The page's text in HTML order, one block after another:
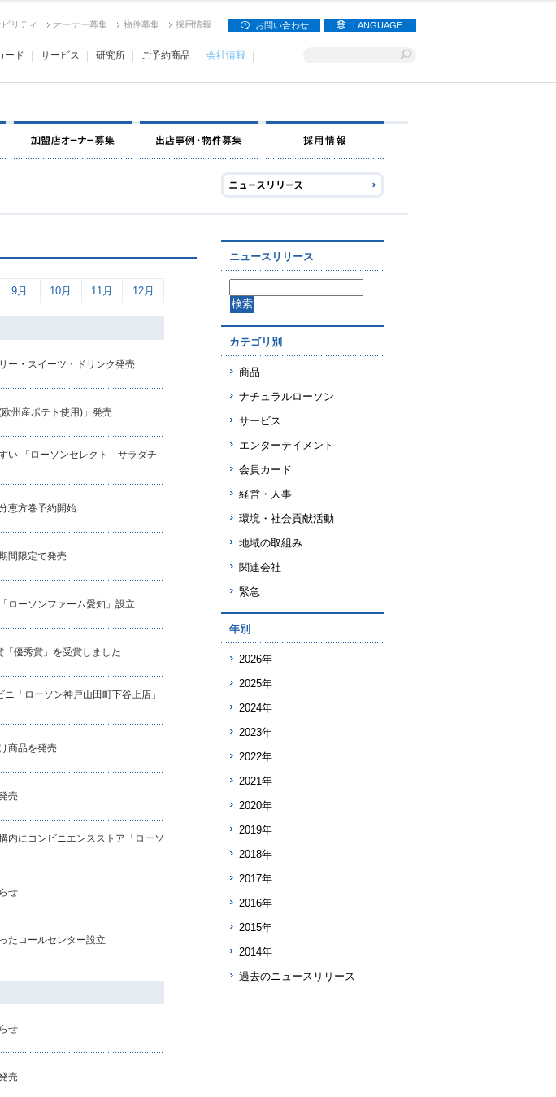
リティ オーナー募集 物件募集 採用情報 お問い合わせ LANGUAGE
ード サービス 研究所 ご予約商品 会社情報
9月 10月 11月 12月
ー・スイーツ・ドリンク発売
州産ポテト使用)」発売
い 「ローソンセレクト サラダチ
恵方巻予約開始
間限定で発売
ローソンファーム愛知」設立
優秀賞」を受賞しました
「ローソン神戸山田町下谷上店」
商品を発売
売
内にコンビニエンスストア「ローソ
せ
たコールセンター設立
せ
売
ニュースリリース
カテゴリ別
商品
ナチュラルローソン
サービス
エンターテイメント
会員カード
経営・人事
環境・社会貢献活動
地域の取組み
関連会社
緊急
年別
2026年
2025年
2024年
2023年
2022年
2021年
2020年
2019年
2018年
2017年
2016年
2015年
2014年
過去のニュースリリース